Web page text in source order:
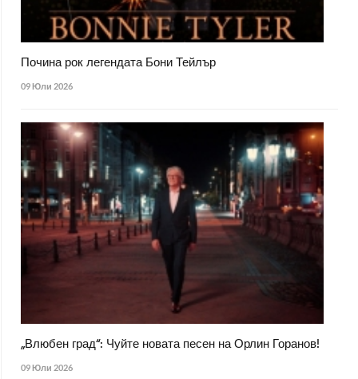
Почина рок легендата Бони Тейлър
09 Юли 2026
„Влюбен град“: Чуйте новата песен на Орлин Горанов!
09 Юли 2026